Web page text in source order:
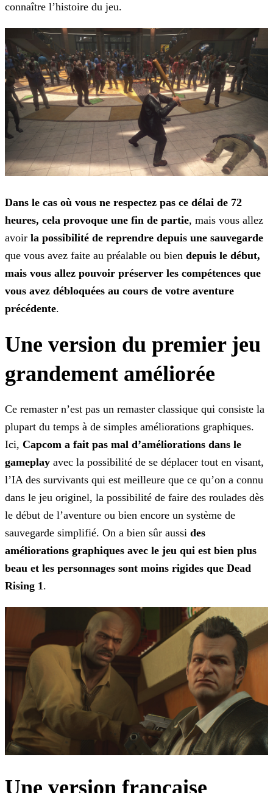
connaître l’histoire du jeu.
Dans le cas où vous ne respectez pas ce délai de 72
heures, cela provoque une fin de partie, mais vous allez
avoir la possibilité de reprendre depuis une sauvegarde
que vous avez faite au préalable ou bien depuis le début,
mais vous allez pouvoir préserver les compétences que
vous avez débloquées au cours de votre aventure
précédente.
Une version du premier jeu
grandement améliorée
Ce remaster n’est pas un remaster classique qui consiste la
plupart du temps à de simples améliorations graphiques.
Ici, Capcom a fait pas mal d’améliorations dans le
gameplay avec la possibilité de se déplacer tout en visant,
l’IA des survivants qui est meilleure que ce qu’on a connu
dans le jeu originel, la possibilité de faire des roulades dès
le début de l’aventure ou bien encore un système de
sauvegarde simplifié. On a bien sûr aussi des
améliorations graphiques avec le jeu qui est bien plus
beau et les personnages sont moins rigides que Dead
Rising 1.
Une version française